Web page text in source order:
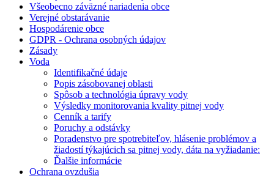
Všeobecno záväzné nariadenia obce
Verejné obstarávanie
Hospodárenie obce
GDPR - Ochrana osobných údajov
Zásady
Voda
Identifikačné údaje
Popis zásobovanej oblasti
Spôsob a technológia úpravy vody
Výsledky monitorovania kvality pitnej vody
Cenník a tarify
Poruchy a odstávky
Poradenstvo pre spotrebiteľov, hlásenie problémov a
žiadostí týkajúcich sa pitnej vody, dáta na vyžiadanie:
Ďalšie informácie
Ochrana ovzdušia